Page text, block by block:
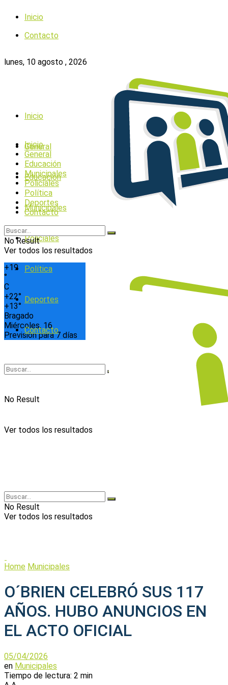
Inicio
Contacto
lunes, 10 agosto , 2026
+19
°
C
+22°
+13°
Bragado
Miércoles, 16
Previsión para 7 días
Inicio
General
Educación
Municipales
Policiales
Política
Deportes
Contacto
No Result
Ver todos los resultados
Inicio
General
Educación
Municipales
Policiales
Política
Deportes
Contacto
No Result
Ver todos los resultados
No Result
Ver todos los resultados
Home Municipales
O´BRIEN CELEBRÓ SUS 117
AÑOS. HUBO ANUNCIOS EN
EL ACTO OFICIAL
05/04/2026
en Municipales
Tiempo de lectura: 2 min